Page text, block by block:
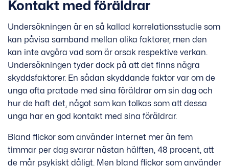
Kontakt med föräldrar
Undersökningen är en så kallad korrelationsstudie som
kan påvisa samband mellan olika faktorer, men den
kan inte avgöra vad som är orsak respektive verkan.
Undersökningen tyder dock på att det finns några
skyddsfaktorer. En sådan skyddande faktor var om de
unga ofta pratade med sina föräldrar om sin dag och
hur de haft det, något som kan tolkas som att dessa
unga har en god kontakt med sina föräldrar.
Bland flickor som använder internet mer än fem
timmar per dag svarar nästan hälften, 48 procent, att
de mår psykiskt dåligt. Men bland flickor som använder